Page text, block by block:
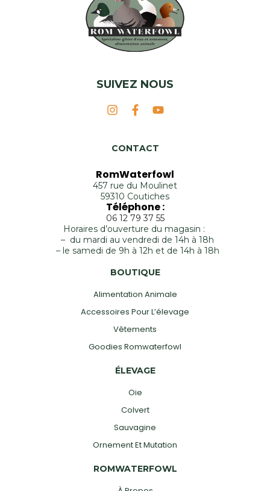
SUIVEZ NOUS
CONTACT
RomWaterfowl
457 rue du Moulinet
59310 Coutiches
Téléphone :
06 12 79 37 55
Horaires d’ouverture du magasin :
– du mardi au vendredi de 14h à 18h
– le samedi de 9h à 12h et de 14h à 18h
BOUTIQUE
Alimentation Animale
Accessoires Pour L’élevage
Vêtements
Goodies Romwaterfowl
ÉLEVAGE
Oie
Colvert
Sauvagine
Ornement Et Mutation
ROMWATERFOWL